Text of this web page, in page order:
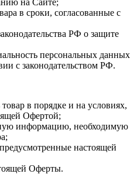
в сроки, согласованные с
РФ о защите
персональных данных
с законодательством РФ.
в порядке и на условиях,
Офертой;
информацию, необходимую
настоящей
Оферты.